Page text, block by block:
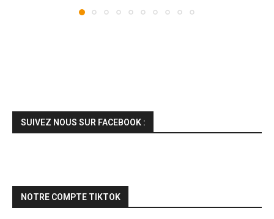
SUIVEZ NOUS SUR FACEBOOK :
NOTRE COMPTE TIKTOK